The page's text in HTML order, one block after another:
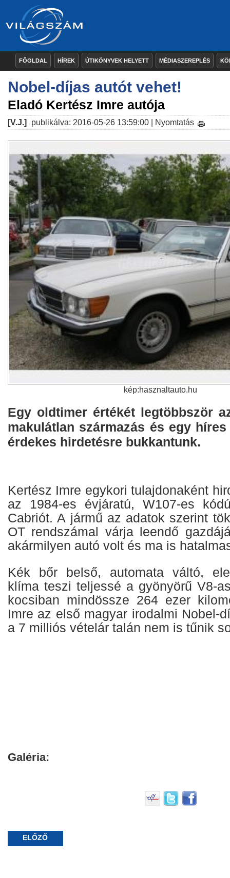
FŐOLDAL HÍREK ÚTIKÖNYVEK HELYETT MÉDIASZEREPLÉS
Nobel-díjas autót vehet!
Eladó Kertész Imre autója
[V.J.] publikálva: 2016-05-26 13:59:00 | Nyomtatás
kép:hasznaltauto.hu
Egy oldtimer értékét legtöbbször
makulátlan származás és egy
érdekes hirdetésre bukkantunk.
Kertész Imre egykori tulajdonaként
az 1984-es évjáratú, W107-es
Cabriót. A jármű az adatok szerint
OT rendszámal várja leendő
akármilyen autó volt és ma is
Kék bőr belső, automata váltó,
klíma teszi teljessé a gyönyörű V8-
kocsiban mindössze 264 ezer
Imre az első magyar irodalmi Nobel-
a 7 milliós vételár talán nem is tűnik
Galéria:
ELŐZŐ